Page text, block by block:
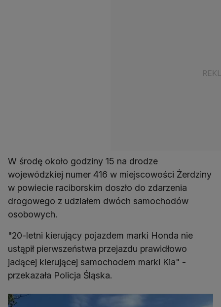
W środę około godziny 15 na drodze
wojewódzkiej numer 416 w miejscowości Żerdziny
w powiecie raciborskim doszło do zdarzenia
drogowego z udziałem dwóch samochodów
osobowych.
"20-letni kierujący pojazdem marki Honda nie
ustąpił pierwszeństwa przejazdu prawidłowo
jadącej kierującej samochodem marki Kia" -
przekazała Policja Śląska.